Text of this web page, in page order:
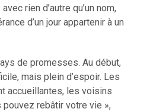
rien d’autre qu’un nom,
d’un jour appartenir à un
de promesses. Au début,
mais plein d’espoir. Les
accueillantes, les voisins
rebâtir votre vie »,